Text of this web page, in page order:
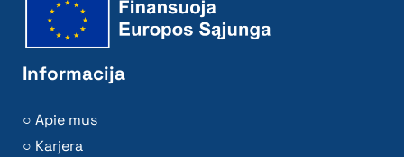
Informacija
Apie mus
Karjera